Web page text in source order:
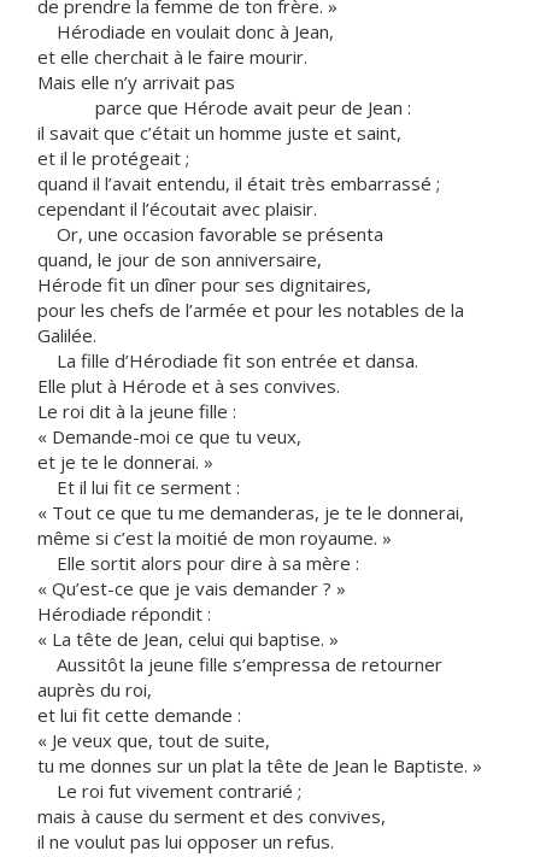
de prendre la femme de ton frère. »
Hérodiade en voulait donc à Jean,
et elle cherchait à le faire mourir.
Mais elle n’y arrivait pas
parce que Hérode avait peur de Jean :
il savait que c’était un homme juste et saint,
et il le protégeait ;
quand il l’avait entendu, il était très embarrassé ;
cependant il l’écoutait avec plaisir.
Or, une occasion favorable se présenta
quand, le jour de son anniversaire,
Hérode fit un dîner pour ses dignitaires,
pour les chefs de l’armée et pour les notables de la
Galilée.
La fille d’Hérodiade fit son entrée et dansa.
Elle plut à Hérode et à ses convives.
Le roi dit à la jeune fille :
« Demande-moi ce que tu veux,
et je te le donnerai. »
Et il lui fit ce serment :
« Tout ce que tu me demanderas, je te le donnerai,
même si c’est la moitié de mon royaume. »
Elle sortit alors pour dire à sa mère :
« Qu’est-ce que je vais demander ? »
Hérodiade répondit :
« La tête de Jean, celui qui baptise. »
Aussitôt la jeune fille s’empressa de retourner
auprès du roi,
et lui fit cette demande :
« Je veux que, tout de suite,
tu me donnes sur un plat la tête de Jean le Baptiste. »
Le roi fut vivement contrarié ;
mais à cause du serment et des convives,
il ne voulut pas lui opposer un refus.